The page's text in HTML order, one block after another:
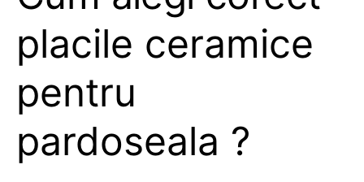
placile ceramice
pentru
pardoseala ?